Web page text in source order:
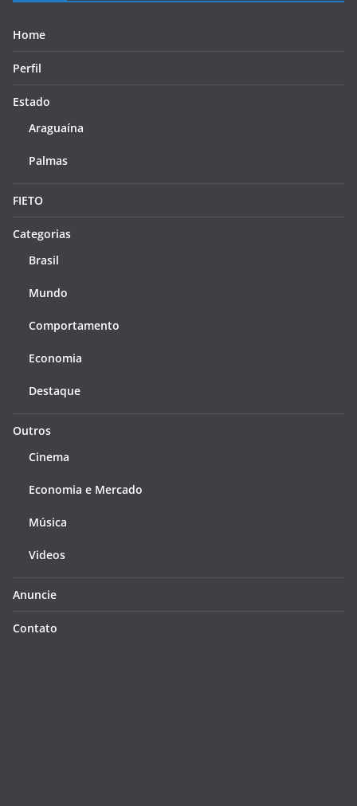
Home
Perfil
Estado
Araguaína
Palmas
FIETO
Categorias
Brasil
Mundo
Comportamento
Economia
Destaque
Outros
Cinema
Economia e Mercado
Música
Videos
Anuncie
Contato